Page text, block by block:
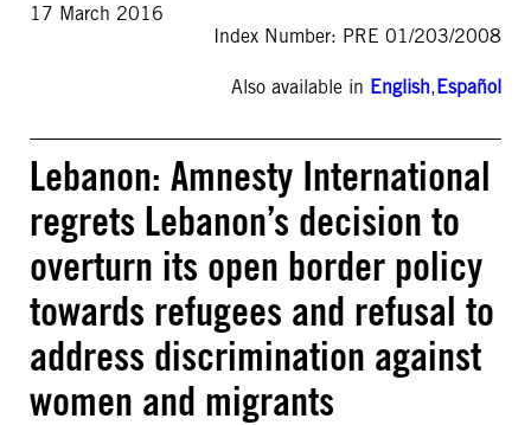
17 March 2016
Index Number: PRE 01/203/2008
Also available in English,Español
Lebanon: Amnesty International
regrets Lebanon’s decision to
overturn its open border policy
towards refugees and refusal to
address discrimination against
women and migrants